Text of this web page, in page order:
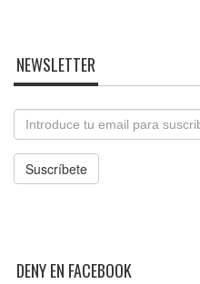
NEWSLETTER
Email
Suscríbete
DENY EN FACEBOOK